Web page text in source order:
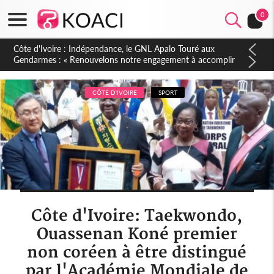
0
Sierra Leone : Un projet de réforme constitutionnelle en
gestation, points clés des amendements, un exclu d'avance
CÔTE D'IVOIRE SPORT
Côte d'Ivoire: Taekwondo,
Ouassenan Koné premier
non coréen à être distingué